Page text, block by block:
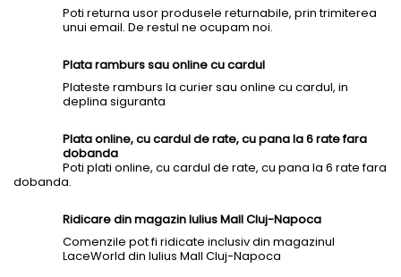
Poti returna usor produsele returnabile, prin trimiterea
unui email. De restul ne ocupam noi.
Plata ramburs sau online cu cardul
Plateste ramburs la curier sau online cu cardul, in
deplina siguranta
Plata online, cu cardul de rate, cu pana la 6 rate fara
dobanda
Poti plati online, cu cardul de rate, cu pana la 6 rate fara
dobanda.
Ridicare din magazin Iulius Mall Cluj-Napoca
Comenzile pot fi ridicate inclusiv din magazinul
LaceWorld din Iulius Mall Cluj-Napoca